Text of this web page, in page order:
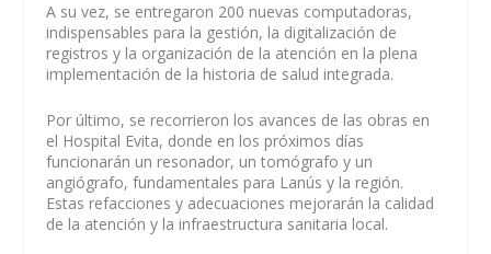
A su vez, se entregaron 200 nuevas computadoras,
indispensables para la gestión, la digitalización de
registros y la organización de la atención en la plena
implementación de la historia de salud integrada.
Por último, se recorrieron los avances de las obras en
el Hospital Evita, donde en los próximos días
funcionarán un resonador, un tomógrafo y un
angiógrafo, fundamentales para Lanús y la región.
Estas refacciones y adecuaciones mejorarán la calidad
de la atención y la infraestructura sanitaria local.